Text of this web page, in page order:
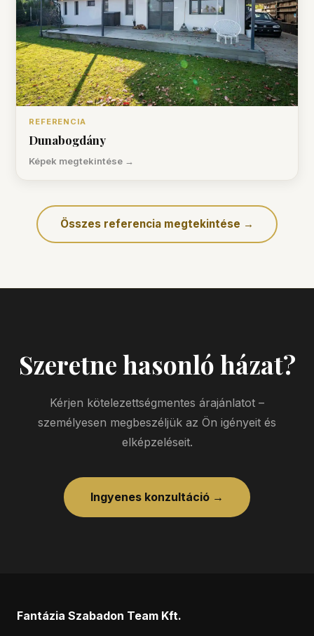
REFERENCIA
Dunabogdány
Képek megtekintése →
Összes referencia megtekintése →
Szeretne hasonló házat?
Kérjen kötelezettségmentes árajánlatot –
személyesen megbeszéljük az Ön igényeit és
elképzeléseit.
Ingyenes konzultáció →
Fantázia Szabadon Team Kft.